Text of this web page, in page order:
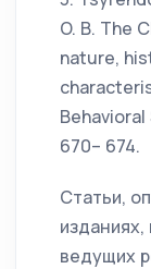
O. B. The
nature,
Behavioral
670– 674.
Статьи,
ведущих